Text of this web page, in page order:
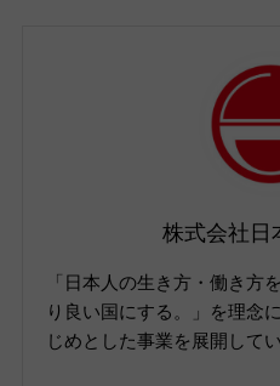
株式会社日
「日本人の生き方・働き方
り良い国にする。」を理念
じめとした事業を展開してい